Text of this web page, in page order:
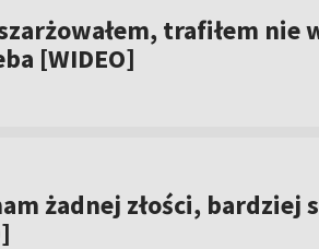
trafiłem nie
[WIDEO]
żadnej złości, bardziej